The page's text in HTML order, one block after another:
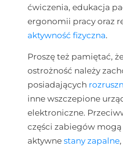
ćwiczenia, edukacja
ergonomii pracy oraz
aktywność fizyczna.
Proszę też pamiętać,
ostrożność należy
posiadających
inne wszczepione
elektroniczne.
części zabiegów
aktywne stany zapalne